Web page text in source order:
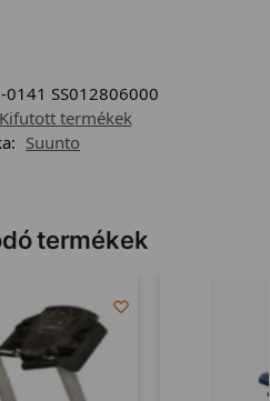
0141 SS012806000
Kifutott termékek
Suunto
termékek